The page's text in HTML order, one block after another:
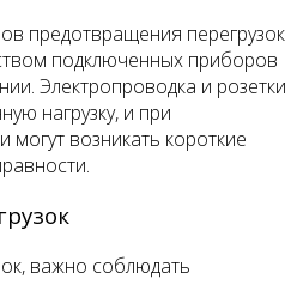
предотвращения перегрузок
подключенных приборов
Электропроводка и розетки
нагрузку, и при
могут возникать короткие
важно соблюдать